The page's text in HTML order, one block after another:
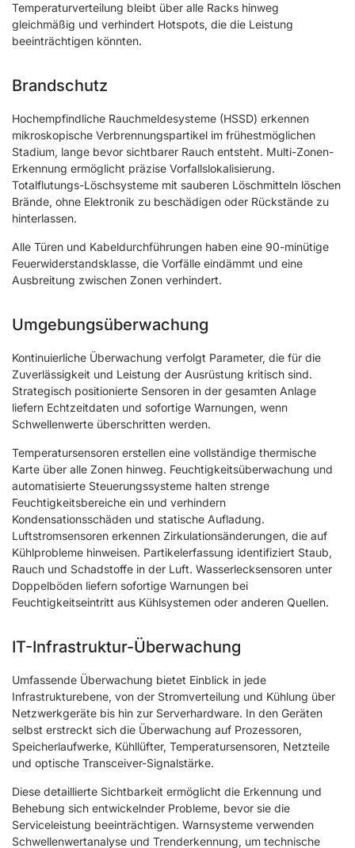
Temperaturverteilung bleibt über alle Racks hinweg
gleichmäßig und verhindert Hotspots, die die Leistung
beeinträchtigen könnten.
Brandschutz
Hochempfindliche Rauchmeldesysteme (HSSD) erkennen
mikroskopische Verbrennungspartikel im frühestmöglichen
Stadium, lange bevor sichtbarer Rauch entsteht. Multi-Zonen-
Erkennung ermöglicht präzise Vorfallslokalisierung.
Totalflutungs-Löschsysteme mit sauberen Löschmitteln löschen
Brände, ohne Elektronik zu beschädigen oder Rückstände zu
hinterlassen.
Alle Türen und Kabeldurchführungen haben eine 90-minütige
Feuerwiderstandsklasse, die Vorfälle eindämmt und eine
Ausbreitung zwischen Zonen verhindert.
Umgebungsüberwachung
Kontinuierliche Überwachung verfolgt Parameter, die für die
Zuverlässigkeit und Leistung der Ausrüstung kritisch sind.
Strategisch positionierte Sensoren in der gesamten Anlage
liefern Echtzeitdaten und sofortige Warnungen, wenn
Schwellenwerte überschritten werden.
Temperatursensoren erstellen eine vollständige thermische
Karte über alle Zonen hinweg. Feuchtigkeitsüberwachung und
automatisierte Steuerungssysteme halten strenge
Feuchtigkeitsbereiche ein und verhindern
Kondensationsschäden und statische Aufladung.
Luftstromsensoren erkennen Zirkulationsänderungen, die auf
Kühlprobleme hinweisen. Partikelerfassung identifiziert Staub,
Rauch und Schadstoffe in der Luft. Wasserlecksensoren unter
Doppelböden liefern sofortige Warnungen bei
Feuchtigkeitseintritt aus Kühlsystemen oder anderen Quellen.
IT-Infrastruktur-Überwachung
Umfassende Überwachung bietet Einblick in jede
Infrastrukturebene, von der Stromverteilung und Kühlung über
Netzwerkgeräte bis hin zur Serverhardware. In den Geräten
selbst erstreckt sich die Überwachung auf Prozessoren,
Speicherlaufwerke, Kühllüfter, Temperatursensoren, Netzteile
und optische Transceiver-Signalstärke.
Diese detaillierte Sichtbarkeit ermöglicht die Erkennung und
Behebung sich entwickelnder Probleme, bevor sie die
Serviceleistung beeinträchtigen. Warnsysteme verwenden
Schwellenwertanalyse und Trenderkennung, um technische